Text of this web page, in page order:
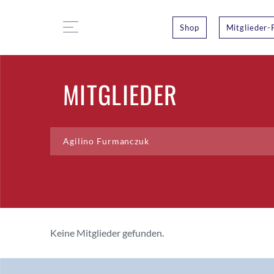
Shop Mitglieder-
MITGLIEDER
Keine Mitglieder gefunden.